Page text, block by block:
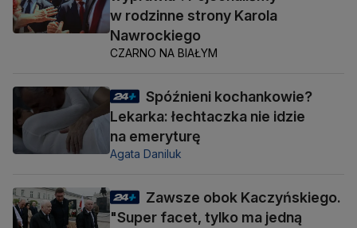
w rodzinne strony Karola
Nawrockiego
CZARNO NA BIAŁYM
Spóźnieni kochankowie?
Lekarka: łechtaczka nie idzie
na emeryturę
Agata Daniluk
Zawsze obok Kaczyńskiego.
"Super facet, tylko ma jedną